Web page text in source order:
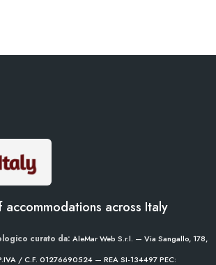
across Italy
curato da: AleMar Web S.r.l. — Via Sangallo, 178,
/ C.F. 01276690524 — REA SI-134497PEC: